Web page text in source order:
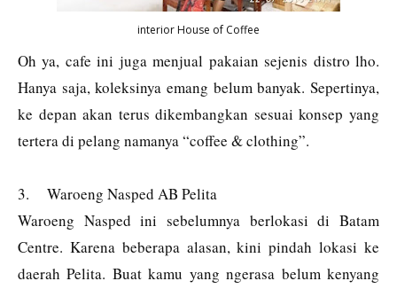
interior House of Coffee
Oh ya, cafe ini juga menjual pakaian sejenis distro lho.
Hanya saja, koleksinya emang belum banyak. Sepertinya,
ke depan akan terus dikembangkan sesuai konsep yang
tertera di pelang namanya “coffee & clothing”.
3.
Waroeng Nasped AB Pelita
Waroeng Nasped ini sebelumnya berlokasi di Batam
Centre. Karena beberapa alasan, kini pindah lokasi ke
daerah Pelita. Buat kamu yang ngerasa belum kenyang